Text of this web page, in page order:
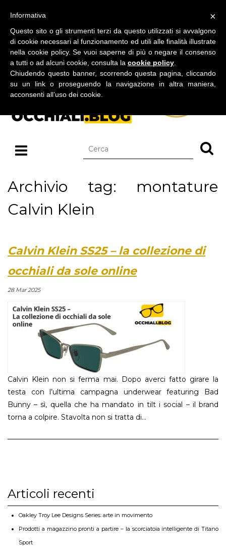
BLOG SU OCCHIALI DA SOLE E OCCHIALI DA VISTA
Archivio tag: montature
Calvin Klein
Calvin Klein SS25 – la collezione di
occhiali da sole online
28 Mar 2025
Calvin Klein non si ferma mai. Dopo averci fatto girare la
testa con l’ultima campagna underwear featuring Bad
Bunny – sì, quella che ha mandato in tilt i social – il brand
torna a colpire. Stavolta non si tratta di...
Articoli recenti
Oakley Troy Lee Designs Series: arte in movimento
Prodotti a magazzino pronti a partire – la scorciatoia intelligente di Titano
Sport
×
Informativa
Questo sito o gli strumenti terzi da questo utilizzati si avvalgono
di cookie necessari al funzionamento ed utili alle finalità illustrate
nella cookie policy. Se vuoi saperne di più o negare il consenso
a tutti o ad alcuni cookie, consulta la cookie policy
Chiudendo questo banner, scorrendo questa pagina, cliccando
su un link o proseguendo la navigazione in altra maniera,
acconsenti all’uso dei cookie.